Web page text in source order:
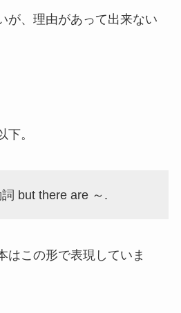
が、理由があって出来ない
下。
but there are ～.
はこの形で表現していま